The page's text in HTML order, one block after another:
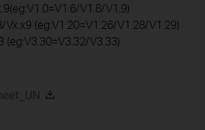
V1.8/V1.9)
Vx.x9 (eg:V1.20=V1.26/V1.28/V1.29)
(eg:V3.30=V3.32/V3.33)